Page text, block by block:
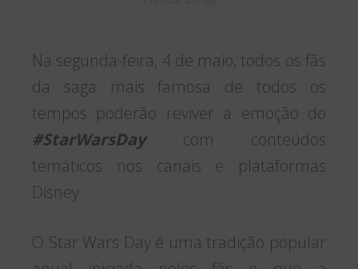
Na segunda-feira, 4 de maio, todos os fãs
da saga mais famosa de todos os
tempos poderão reviver a emoção do
#StarWarsDay
com conteúdos
temáticos nos canais e plataformas
Disney.
O Star Wars Day é uma tradição popular